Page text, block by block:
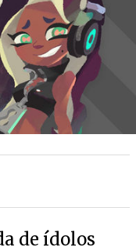
de ídolos